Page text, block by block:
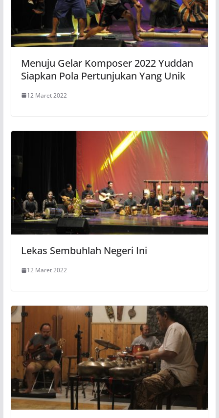
Menuju Gelar Komposer 2022 Yuddan
Siapkan Pola Pertunjukan Yang Unik
12 Maret 2022
Lekas Sembuhlah Negeri Ini
12 Maret 2022